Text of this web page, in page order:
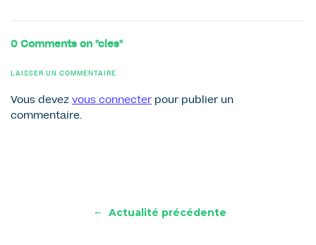
0 Comments on "cles"
LAISSER UN COMMENTAIRE
Vous devez vous connecter pour publier un
commentaire.
← Actualité précédente